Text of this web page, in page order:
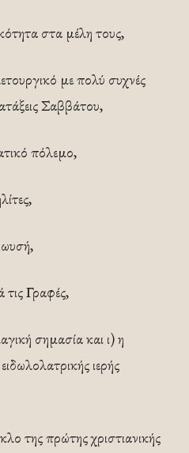
στα μέλη τους,
με πολύ συχνές
Σαββάτου,
πόλεμο,
τις Γραφές,
σημασία και ι) η
ιερής
της πρώτης χριστιανικής